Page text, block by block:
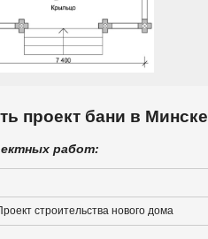
проект бани в Минске
работ:
строительства нового дома